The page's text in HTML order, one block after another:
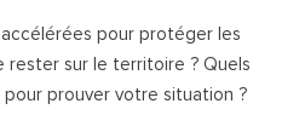
pour protéger les
sur le territoire ? Quels
prouver votre situation ?